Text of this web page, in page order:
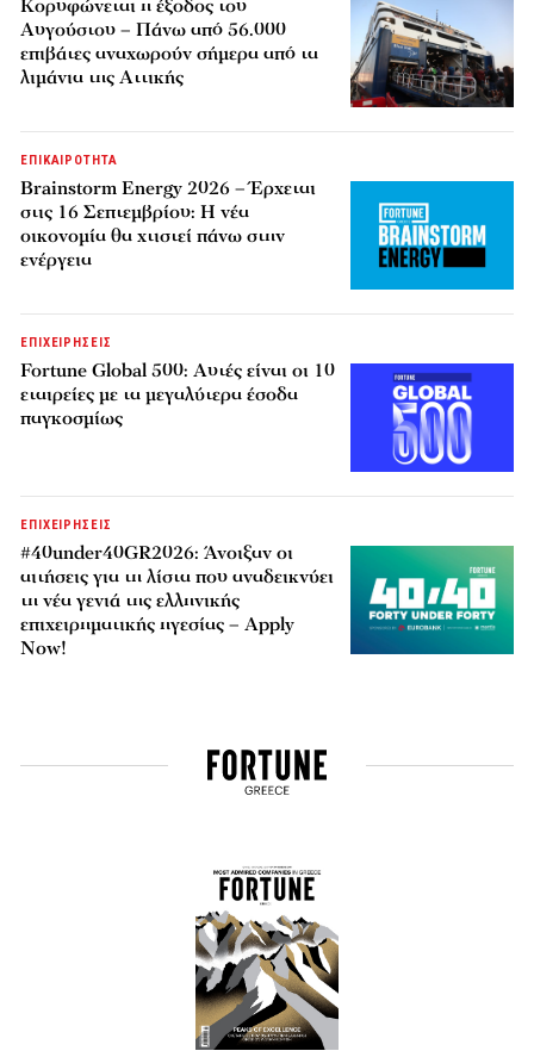
Κορυφώνεται η έξοδος του
Αυγούστου – Πάνω από 56.000
επιβάτες αναχωρούν σήμερα από τα
λιμάνια της Αττικής
ΕΠΙΚΑΙΡΟΤΗΤΑ
Brainstorm Energy 2026 – Έρχεται
στις 16 Σεπτεμβρίου: Η νέα
οικονομία θα χτιστεί πάνω στην
ενέργεια
ΕΠΙΧΕΙΡΗΣΕΙΣ
Fortune Global 500: Αυτές είναι οι 10
εταιρείες με τα μεγαλύτερα έσοδα
παγκοσμίως
ΕΠΙΧΕΙΡΗΣΕΙΣ
#40under40GR2026: Άνοιξαν οι
αιτήσεις για τη λίστα που αναδεικνύει
τη νέα γενιά της ελληνικής
επιχειρηματικής ηγεσίας – Apply
Now!